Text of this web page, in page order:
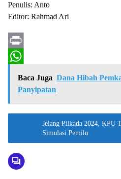
Penulis: Anto
Editor: Rahmad Ari
P
n
a
p
Baca Juga Dana Hibah
Panyipatan
Jelang Pilkada 2024, KPU
Simulasi Pemilu